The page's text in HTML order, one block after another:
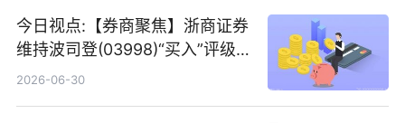
今日视点:【券商聚焦】浙商证券
维持波司登(03998)“买入”评级
指其业绩高质量稳增长
2026-06-30